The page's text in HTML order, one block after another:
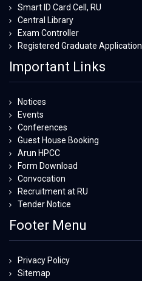
Smart ID Card Cell, RU
Central Library
Exam Controller
Registered Graduate Application
Important Links
Notices
Events
Conferences
Guest House Booking
Arun HPCC
Form Download
Convocation
Recruitment at RU
Tender Notice
Footer Menu
Privacy Policy
Sitemap